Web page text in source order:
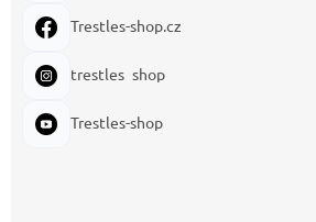
Trestles-shop.cz
trestles_shop
Trestles-shop